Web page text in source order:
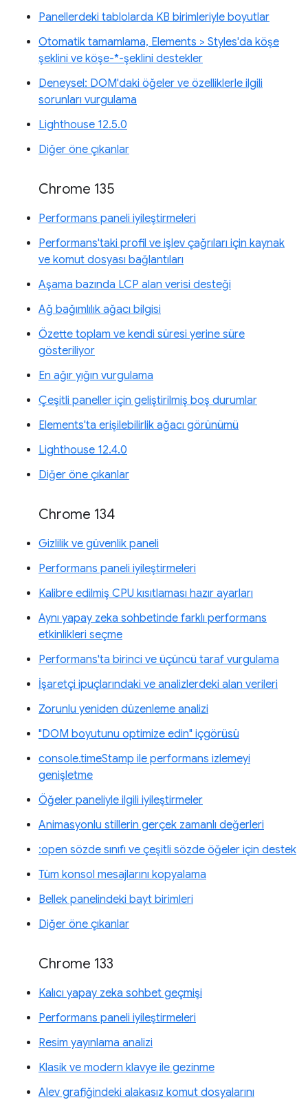
Panellerdeki tablolarda KB birimleriyle boyutlar
Otomatik tamamlama, Elements > Styles'da köşe
şeklini ve köşe-*-şeklini destekler
Deneysel: DOM'daki öğeler ve özelliklerle ilgili
sorunları vurgulama
Lighthouse 12.5.0
Diğer öne çıkanlar
Chrome 135
Performans paneli iyileştirmeleri
Performans'taki profil ve işlev çağrıları için kaynak
ve komut dosyası bağlantıları
Aşama bazında LCP alan verisi desteği
Ağ bağımlılık ağacı bilgisi
Özette toplam ve kendi süresi yerine süre
gösteriliyor
En ağır yığın vurgulama
Çeşitli paneller için geliştirilmiş boş durumlar
Elements'ta erişilebilirlik ağacı görünümü
Lighthouse 12.4.0
Diğer öne çıkanlar
Chrome 134
Gizlilik ve güvenlik paneli
Performans paneli iyileştirmeleri
Kalibre edilmiş CPU kısıtlaması hazır ayarları
Aynı yapay zeka sohbetinde farklı performans
etkinlikleri seçme
Performans'ta birinci ve üçüncü taraf vurgulama
İşaretçi ipuçlarındaki ve analizlerdeki alan verileri
Zorunlu yeniden düzenleme analizi
"DOM boyutunu optimize edin" içgörüsü
console.timeStamp ile performans izlemeyi
genişletme
Öğeler paneliyle ilgili iyileştirmeler
Animasyonlu stillerin gerçek zamanlı değerleri
:open sözde sınıfı ve çeşitli sözde öğeler için destek
Tüm konsol mesajlarını kopyalama
Bellek panelindeki bayt birimleri
Diğer öne çıkanlar
Chrome 133
Kalıcı yapay zeka sohbet geçmişi
Performans paneli iyileştirmeleri
Resim yayınlama analizi
Klasik ve modern klavye ile gezinme
Alev grafiğindeki alakasız komut dosyalarını